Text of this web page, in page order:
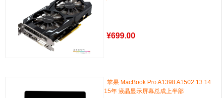
¥699.00
苹果 MacBook Pro A1398 A1502 13 14
15年 液晶显示屏幕总成上半部